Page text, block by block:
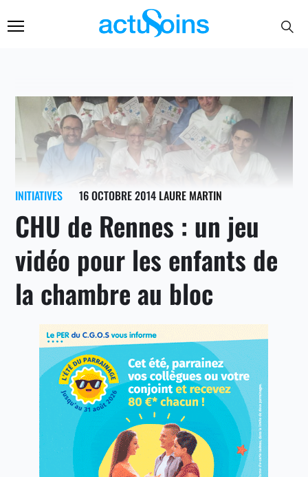
INITIATIVES 16 OCTOBRE 2014 LAURE MARTIN
CHU de Rennes : un jeu
vidéo pour les enfants de
la chambre au bloc